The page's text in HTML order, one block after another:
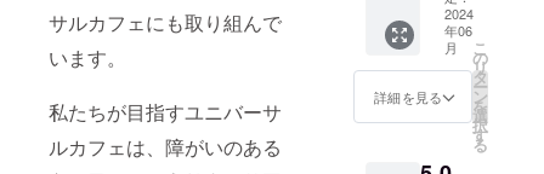
サルカフェにも取り組んで
います。
私たちが目指すユニバーサ
ルカフェは、障がいのある
メール
とパン
試食券
(カン
パー
ニュ・
メラン
食パン
2024
年06
月
詳細を見る
こ
の
リ
タ
ー
ン
を
選
択
す
る